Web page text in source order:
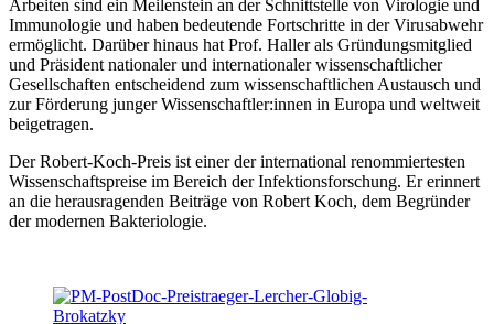
Arbeiten sind ein Meilenstein an der Schnittstelle von Virologie und
Immunologie und haben bedeutende Fortschritte in der Virusabwehr
ermöglicht. Darüber hinaus hat Prof. Haller als Gründungsmitglied
und Präsident nationaler und internationaler wissenschaftlicher
Gesellschaften entscheidend zum wissenschaftlichen Austausch und
zur Förderung junger Wissenschaftler:innen in Europa und weltweit
beigetragen.
Der Robert-Koch-Preis ist einer der international renommiertesten
Wissenschaftspreise im Bereich der Infektionsforschung. Er erinnert
an die herausragenden Beiträge von Robert Koch, dem Begründer
der modernen Bakteriologie.